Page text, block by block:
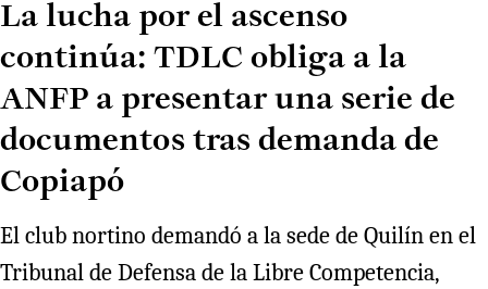
La lucha por el ascenso
continúa: TDLC obliga a la
ANFP a presentar una serie de
documentos tras demanda de
Copiapó
El club nortino demandó a la sede de Quilín en el
Tribunal de Defensa de la Libre Competencia,